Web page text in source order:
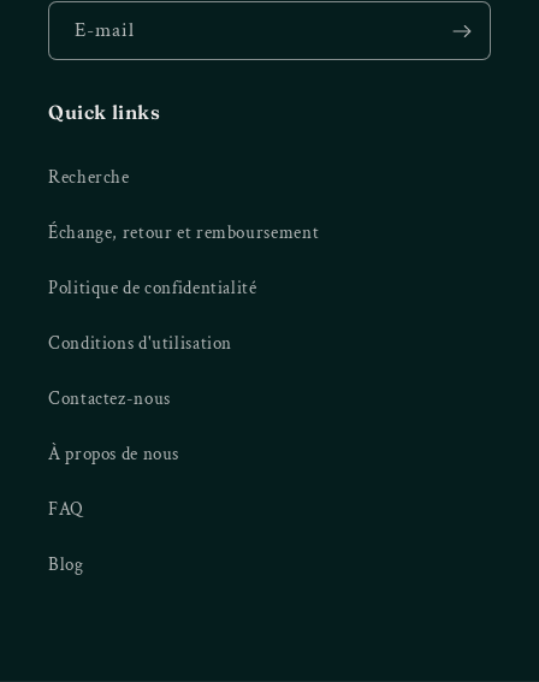
E-mail
Quick links
Recherche
Échange, retour et remboursement
Politique de confidentialité
Conditions d'utilisation
Contactez-nous
À propos de nous
FAQ
Blog